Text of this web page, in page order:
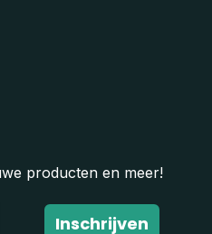
producten en meer!
Inschrijven